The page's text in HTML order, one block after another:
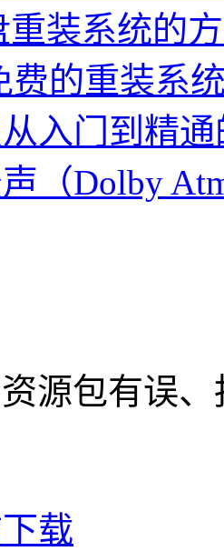
重装系统的
费的重装系
入门到精
（Dolby
源包有误
载